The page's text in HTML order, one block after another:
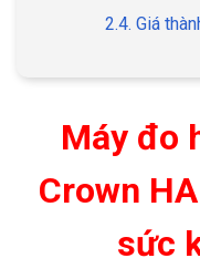
2.4. Giá
Máy đo
Crown
sức